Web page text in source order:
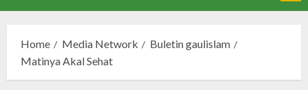
Menu
Home Media Network
Buletin gaulislam
Matinya Akal Sehat